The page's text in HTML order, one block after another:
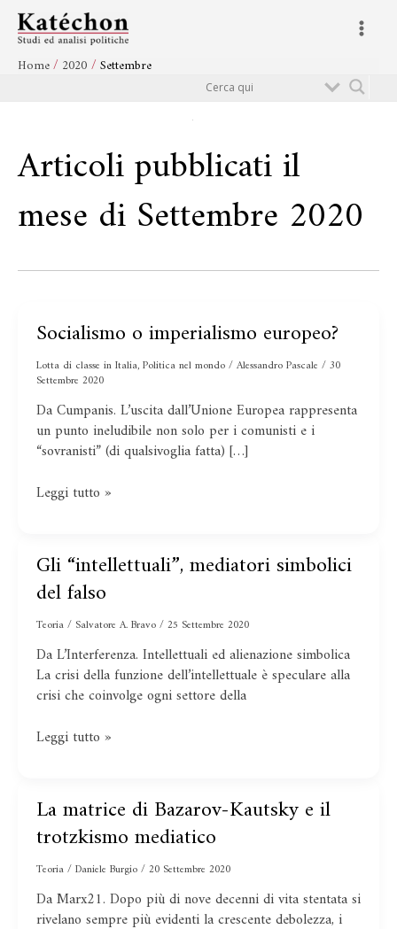
contenuto
Main
Home 2020 Settembre
Articoli pubblicati il
mese di Settembre 2020
Socialismo o imperialismo europeo?
Lotta di classe in Italia,Politica nel mondo/Alessandro Pascale /30
Settembre 2020
Da Cumpanis. L’uscita dall’Unione Europea rappresenta
un punto ineludibile non solo per i comunisti e i
“sovranisti” (di qualsivoglia fatta) […]
Socialismo
imperialismo
europeo?
Leggi tutto »
Gli “intellettuali”, mediatori simbolici
del falso
Teoria/ Salvatore A. Bravo/25 Settembre 2020
Da L’Interferenza. Intellettuali ed alienazione simbolica
La crisi della funzione dell’intellettuale è speculare alla
crisi che coinvolge ogni settore della
Gli
“intellettuali”,
mediatori
simbolici
del
falso
Leggi tutto »
La matrice di Bazarov-Kautsky e il
trotzkismo mediatico
Teoria/Daniele Burgio/20 Settembre 2020
Da Marx21. Dopo più di nove decenni di vita stentata si
rivelano sempre più evidenti la crescente debolezza, i
La
matrice
di
Bazarov-
Kautsky
e